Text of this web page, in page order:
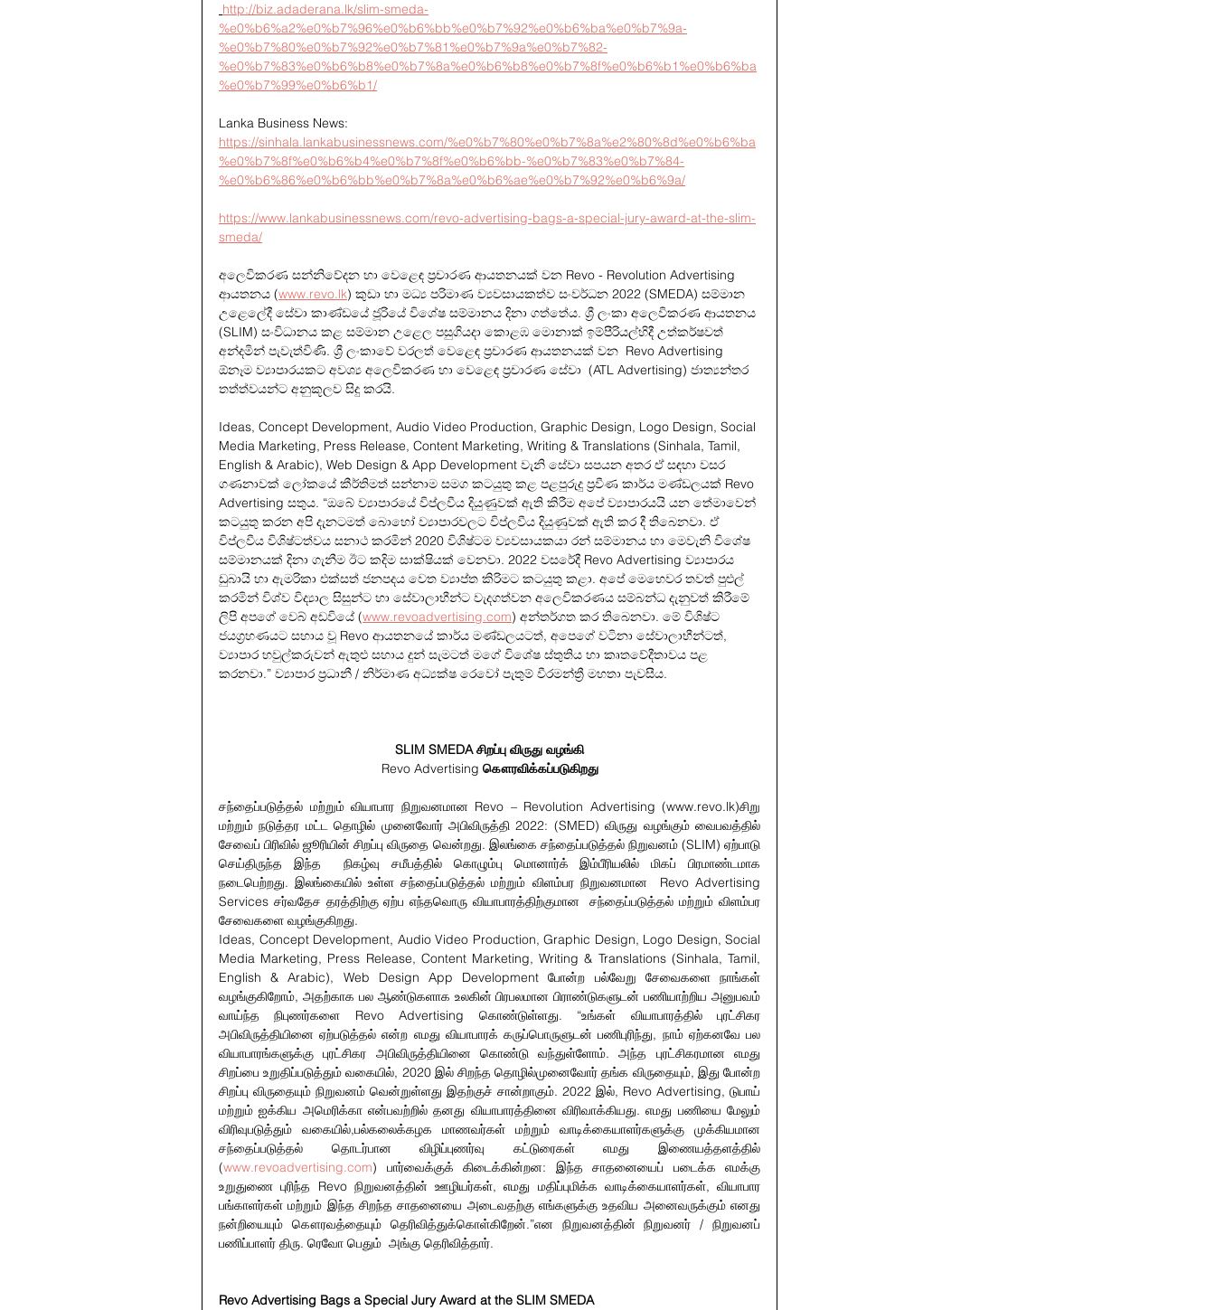
http://biz.adaderana.lk/slim-smeda-
%e0%b6%a2%e0%b7%96%e0%b6%bb%e0%b7%92%e0%b6%ba%e0%b7%9a-
%e0%b7%80%e0%b7%92%e0%b7%81%e0%b7%9a%e0%b7%82-
%e0%b7%83%e0%b6%b8%e0%b7%8a%e0%b6%b8%e0%b7%8f%e0%b6%b1%e0%b6%ba
%e0%b7%99%e0%b6%b1/
Lanka Business News:
https://sinhala.lankabusinessnews.com/%e0%b7%80%e0%b7%8a%e2%80%8d%e0%b6%ba
%e0%b7%8f%e0%b6%b4%e0%b7%8f%e0%b6%bb-%e0%b7%83%e0%b7%84-
%e0%b6%86%e0%b6%bb%e0%b7%8a%e0%b6%ae%e0%b7%92%e0%b6%9a/
https://www.lankabusinessnews.com/revo-advertising-bags-a-special-jury-award-at-the-slim-
smeda/
අලෙවිකරණ සන්නිවේදන හා වෙළෙඳ ප්‍රචාරණ ආයතනයක් වන Revo - Revolution Advertising
ආයතනය (www.revo.lk) කුඩා හා මධ්‍ය පරිමාණ ව්‍යවසායකත්ව සංවර්ධන 2022 (SMEDA) සම්මාන
උළෙලේදී සේවා කාණ්ඩයේ ජූරියේ විශේෂ සම්මානය දිනා ගත්තේය. ශ්‍රී ලංකා අලෙවිකරණ ආයතනය
(SLIM) සංවිධානය කළ සම්මාන උළෙල පසුගියදා කොළඹ මොනාක් ඉම්පීරියල්හිදී උත්කර්ෂවත්
අන්දමින් පැවැත්විණි. ශ්‍රී ලංකාවේ වරලත් වෙළෙඳ ප්‍රචාරණ ආයතනයක් වන  Revo Advertising
ඕනෑම ව්‍යාපාරයකට අවශ්‍ය අලෙවිකරණ හා වෙළෙඳ ප්‍රචාරණ සේවා  (ATL Advertising) ජාත්‍යන්තර
තත්ත්වයන්ට අනුකූලව සිදු කරයි.
Ideas, Concept Development, Audio Video Production, Graphic Design, Logo Design, Social
Media Marketing, Press Release, Content Marketing, Writing & Translations (Sinhala, Tamil,
English & Arabic), Web Design & App Development වැනි සේවා සපයන අතර ඒ සඳහා වසර
ගණනාවක් ලෝකයේ කීර්තිමත් සන්නාම සමග කටයුතු කළ පළපුරුදු ප්‍රවීණ කාර්ය මණ්ඩලයක් Revo
Advertising සතුය. “ඔබේ ව්‍යාපාරයේ විප්ලවීය දියුණුවක් ඇති කිරීම අපේ ව්‍යාපාරයයි යන තේමාවෙන්
කටයුතු කරන අපි දැනටමත් බොහෝ ව්‍යාපාරවලට විප්ලවීය දියුණුවක් ඇති කර දී තිබෙනවා. ඒ
විප්ලවීය විශිෂ්ටත්වය සනාථ කරමින් 2020 විශිෂ්ටම ව්‍යවසායකයා රන් සම්මානය හා මෙවැනි විශේෂ
සම්මානයක් දිනා ගැනීම ඊට කදිම සාක්ෂියක් වෙනවා. 2022 වසරේදී Revo Advertising ව්‍යාපාරය
ඩුබායි හා ඇමරිකා එක්සත් ජනපදය වෙත ව්‍යාප්ත කිරිමට කටයුතු කළා. අපේ මෙහෙවර තවත් පුළුල්
කරමින් විශ්ව විද්‍යාල සිසුන්ට හා සේවාලාභීන්ට වැදගත්වන අලෙවිකරණය සම්බන්ධ දැනුවත් කිරීමේ
ලිපි අපගේ වෙබ් අඩවියේ (www.revoadvertising.com) අන්තර්ගත කර තිබෙනවා. මේ විශිෂ්ට
ජයග්‍රහණයට සහාය වූ Revo ආයතනයේ කාර්ය මණ්ඩලයටත්, අපෙගේ වටිනා සේවාලාභීන්ටත්,
ව්‍යාපාර හවුල්කරුවන් ඇතුළු සහාය දුන් සැමටත් මගේ විශේෂ ස්තුතිය හා කෘතවේදීතාවය පළ
කරනවා.” ව්‍යාපාර ප්‍රධානී / නිර්මාණ අධ්‍යක්ෂ රෙවෝ පැතුම් වීරමන්ත්‍රී මහතා පැවසීය.
SLIM SMEDA சிறப்பு விருது வழங்கி
Revo Advertising கௌரவிக்கப்படுகிறது
சந்தைப்படுத்தல் மற்றும் வியாபார நிறுவனமான Revo – Revolution Advertising (www.revo.lk)சிறு
மற்றும் நடுத்தர மட்ட தொழில் முனைவோர் அபிவிருத்தி 2022: (SMED) விருது வழங்கும் வைபவத்தில்
சேவைப் பிரிவில் ஜூரியின் சிறப்பு விருதை வென்றது. இலங்கை சந்தைப்படுத்தல் நிறுவனம் (SLIM) ஏற்பாடு
செய்திருந்த இந்த  நிகழ்வு சமீபத்தில் கொழும்பு மொனார்க் இம்பீரியலில் மிகப் பிரமாண்டமாக
நடைபெற்றது. இலங்கையில் உள்ள சந்தைப்படுத்தல் மற்றும் விளம்பர நிறுவனமான  Revo Advertising
Services சர்வதேச தரத்திற்கு ஏற்ப எந்தவொரு வியாபாரத்திற்குமான  சந்தைப்படுத்தல் மற்றும் விளம்பர
சேவைகளை வழங்குகிறது.
Ideas, Concept Development, Audio Video Production, Graphic Design, Logo Design, Social
Media Marketing, Press Release, Content Marketing, Writing & Translations (Sinhala, Tamil,
English & Arabic), Web Design App Development போன்ற பல்வேறு சேவைகளை நாங்கள்
வழங்குகிறோம், அதற்காக பல ஆண்டுகளாக உலகின் பிரபலமான பிராண்டுகளுடன் பணியாற்றிய அனுபவம்
வாய்ந்த நிபுணர்களை Revo Advertising கொண்டுள்ளது. “உங்கள் வியாபாரத்தில் புரட்சிகர
அபிவிருத்தியினை ஏற்படுத்தல் என்ற எமது வியாபாரக் கருப்பொருளுடன் பணிபுரிந்து, நாம் ஏற்கனவே பல
வியாபாரங்களுக்கு புரட்சிகர அபிவிருத்தியினை கொண்டு வந்துள்ளோம். அந்த புரட்சிகரமான எமது
சிறப்பை உறுதிப்படுத்தும் வகையில், 2020 இல் சிறந்த தொழில்முனைவோர் தங்க விருதையும், இது போன்ற
சிறப்பு விருதையும் நிறுவனம் வென்றுள்ளது இதற்குச் சான்றாகும். 2022 இல், Revo Advertising, டுபாய்
மற்றும் ஐக்கிய அமெரிக்கா என்பவற்றில் தனது வியாபாரத்தினை விரிவாக்கியது. எமது பணியை மேலும்
விரிவுபடுத்தும் வகையில்,பல்கலைக்கழக மாணவர்கள் மற்றும் வாடிக்கையாளர்களுக்கு முக்கியமான
சந்தைப்படுத்தல் தொடர்பான விழிப்புணர்வு கட்டுரைகள் எமது இணையத்தளத்தில்
(www.revoadvertising.com) பார்வைக்குக் கிடைக்கின்றன: இந்த சாதனையைப் படைக்க எமக்கு
உறுதுணை புரிந்த Revo நிறுவனத்தின் ஊழியர்கள், எமது மதிப்புமிக்க வாடிக்கையாளர்கள், வியாபார
பங்காளர்கள் மற்றும் இந்த சிறந்த சாதனையை அடைவதற்கு எங்களுக்கு உதவிய அனைவருக்கும் எனது
நன்றியையும் கௌரவத்தையும் தெரிவித்துக்கொள்கிறேன்.”என நிறுவனத்தின் நிறுவனர் / நிறுவனப்
பணிப்பாளர் திரு. ரெவோ பெதும்  அங்கு தெரிவித்தார்.
Revo Advertising Bags a Special Jury Award at the SLIM SMEDA